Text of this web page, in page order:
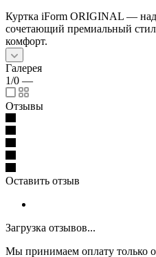
Куртка iForm ORIGINAL —
сочетающий премиальный
комфорт.
Галерея
1/0 —
Отзывы
Оставить отзыв
Загрузка отзывов...
Мы принимаем оплату только